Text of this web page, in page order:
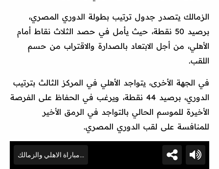
الزمالك يتصدر جدول ترتيب بطولة الدوري المصري،
برصيد 50 نقطة، حيث يأمل في حصد الثلاث نقاط أمام
الأهلي، من أجل الابتعاد بالصدارة والاقتراب من حسم
اللقب.
في الجهة الأخرى، يتواجد الأهلي في المركز الثالث بترتيب
الدوري، برصيد 44 نقطة، ويرغب في الحفاظ على الفرصة
الأخيرة للموسم الحالي بالتواجد في الرمق الأخير
للمنافسة على لقب الدوري المصري.